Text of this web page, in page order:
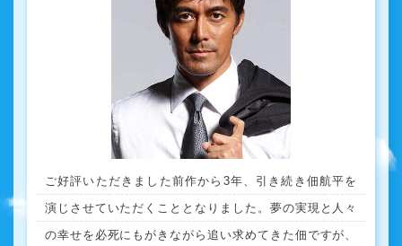
ご好評いただきました前作から3年、引き続き佃航平を
演じさせていただくこととなりました。夢の実現と人々
の幸せを必死にもがきながら追い求めてきた佃ですが、